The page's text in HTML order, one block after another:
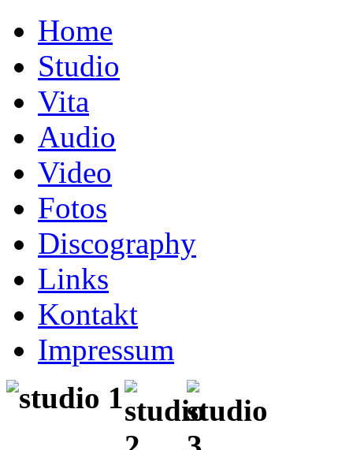
Home
Studio
Vita
Audio
Video
Fotos
Discography
Links
Kontakt
Impressum